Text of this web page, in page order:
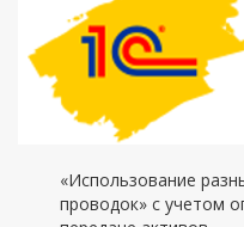
«Использование
проводок» с учетом